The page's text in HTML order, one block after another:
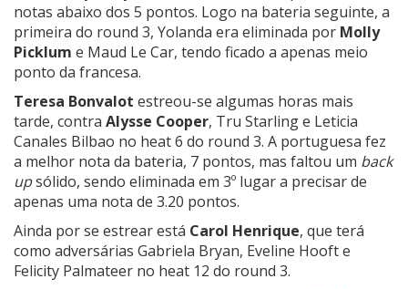
notas abaixo dos 5 pontos. Logo na bateria seguinte, a
primeira do round 3, Yolanda era eliminada por Molly
Picklum e Maud Le Car, tendo ficado a apenas meio
ponto da francesa.
Teresa Bonvalot estreou-se algumas horas mais
tarde, contra Alysse Cooper, Tru Starlinge Leticia
Canales Bilbao no heat 6 do round 3. A portuguesa fez
a melhor nota da bateria, 7 pontos, mas faltou um back
upsólido, sendo eliminada em 3º lugar a precisar de
apenas uma nota de 3.20 pontos.
Ainda por se estrear está Carol Henrique, que terá
como adversárias Gabriela Bryan, Eveline Hooft e
Felicity Palmateer no heat 12 do round 3.